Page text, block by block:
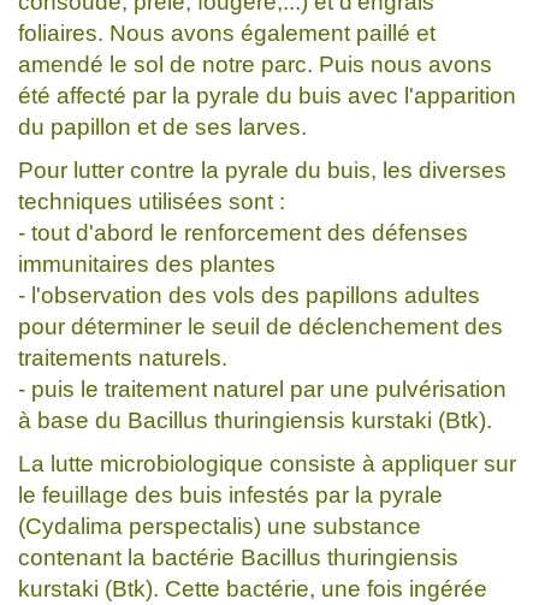
foliaires. Nous avons également paillé et
amendé le sol de notre parc. Puis nous avons
été affecté par la pyrale du buis avec l'apparition
du papillon et de ses larves.
Pour lutter contre la pyrale du buis, les diverses
techniques utilisées sont :
- tout d'abord le renforcement des défenses
immunitaires des plantes
- l'observation des vols des papillons adultes
pour déterminer le seuil de déclenchement des
traitements naturels.
- puis le traitement naturel par une pulvérisation
à base du Bacillus thuringiensis kurstaki (Btk).
La lutte microbiologique consiste à appliquer sur
le feuillage des buis infestés par la pyrale
(Cydalima perspectalis) une substance
contenant la bactérie Bacillus thuringiensis
kurstaki (Btk). Cette bactérie, une fois ingérée